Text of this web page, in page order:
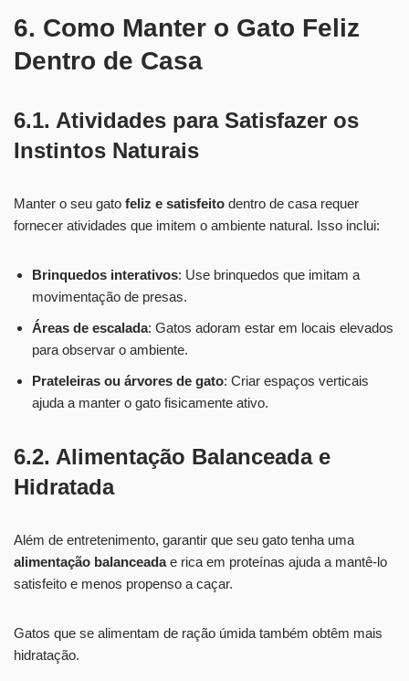
6. Como Manter o Gato Feliz
Dentro de Casa
6.1. Atividades para Satisfazer os
Instintos Naturais
Manter o seu gato feliz e satisfeito dentro de casa requer
fornecer atividades que imitem o ambiente natural. Isso inclui:
Brinquedos interativos: Use brinquedos que imitam a
movimentação de presas.
Áreas de escalada: Gatos adoram estar em locais elevados
para observar o ambiente.
Prateleiras ou árvores de gato: Criar espaços verticais
ajuda a manter o gato fisicamente ativo.
6.2. Alimentação Balanceada e
Hidratada
Além de entretenimento, garantir que seu gato tenha uma
alimentação balanceadae rica em proteínas ajuda a mantê-lo
satisfeito e menos propenso a caçar.
Gatos que se alimentam de ração úmida também obtêm mais
hidratação.